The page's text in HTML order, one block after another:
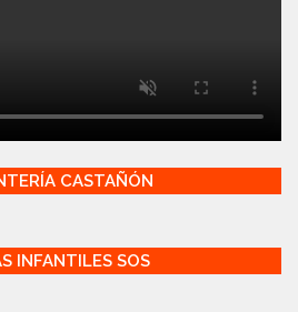
CASTAÑÓN
INFANTILES SOS